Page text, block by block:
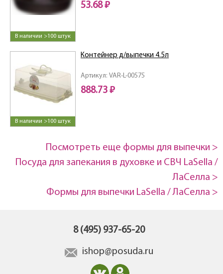
В наличии >100 штук
53.68 ₽
В наличии >100 штук
Артикул: VAR-L-00575
Контейнер д/выпечки 4.5л
888.73 ₽
Посмотреть еще формы для выпечки >
Посуда для запекания в духовке и СВЧ LaSella /
ЛаCелла >
Формы для выпечки LaSella / ЛаCелла >
8 (495) 937-65-20
ishop@posuda.ru